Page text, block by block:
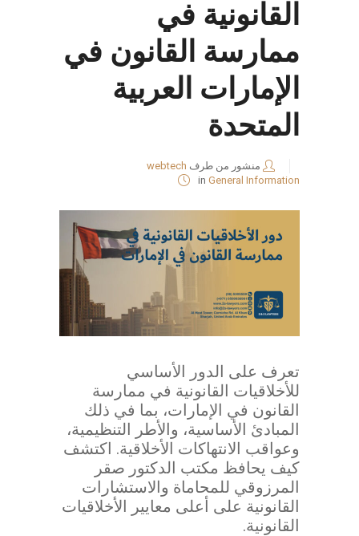
القانونية في
ممارسة القانون في
الإمارات العربية
المتحدة
منشور من طرف webtech
in General Information
تعرف على الدور الأساسي
للأخلاقيات القانونية في ممارسة
القانون في الإمارات، بما في ذلك
المبادئ الأساسية، والأطر التنظيمية،
وعواقب الانتهاكات الأخلاقية. اكتشف
كيف يحافظ مكتب الدكتور صقر
المرزوقي للمحاماة والاستشارات
القانونية على أعلى معايير الأخلاقيات
القانونية.